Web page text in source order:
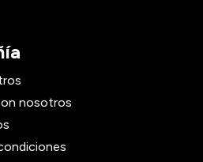
nosotros